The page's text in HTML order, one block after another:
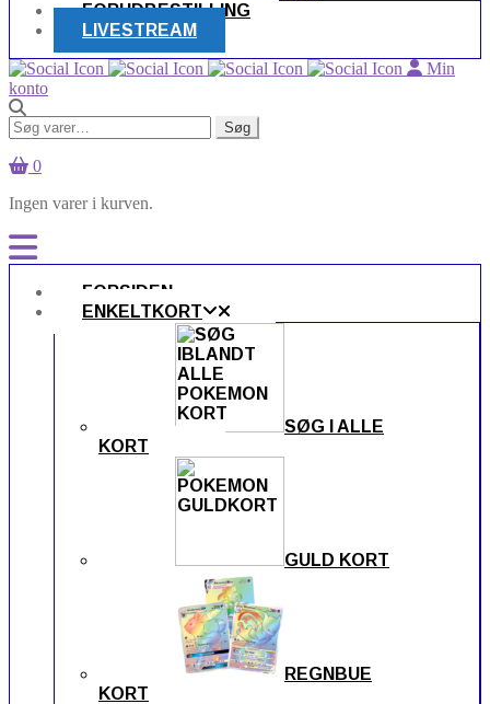
FORUDBESTILLING
LIVESTREAM
Min
konto
Søg
efter:
Søg
0
Ingen varer i kurven.
FORSIDEN
ENKELTKORT
SØG I ALLE
KORT
GULD KORT
REGNBUE
KORT